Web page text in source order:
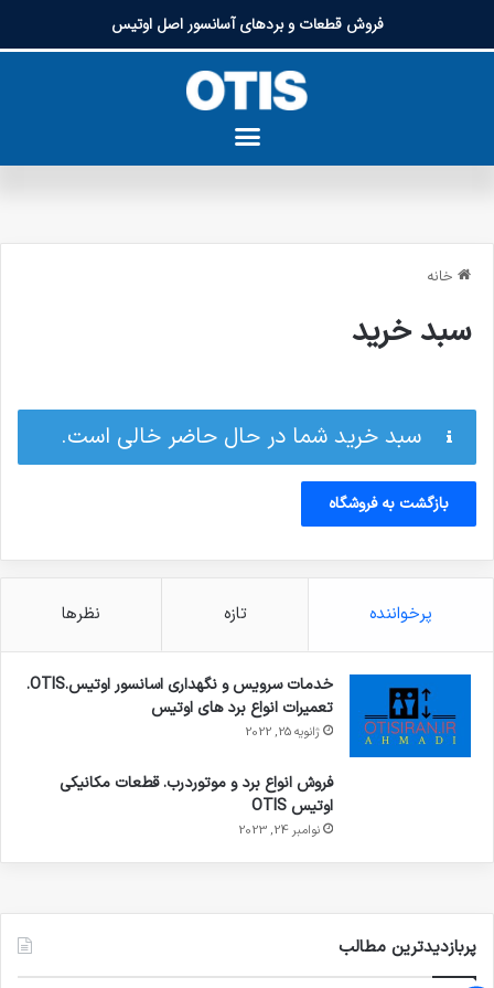
فروش قطعات و بردهای آسانسور اصل اوتیس
خانه
سبد خرید
سبد خرید شما در حال حاضر خالی است.
بازگشت به فروشگاه
پرخواننده تازه نظرها
خدمات سرویس و نگهداری اسانسور اوتیس.OTIS.
تعمیرات انواع برد های اوتیس
ژانویه 25, 2022
فروش انواع برد و موتوردرب. قطعات مکانیکی
اوتیس OTIS
نوامبر 24, 2023
پربازدیدترین مطالب